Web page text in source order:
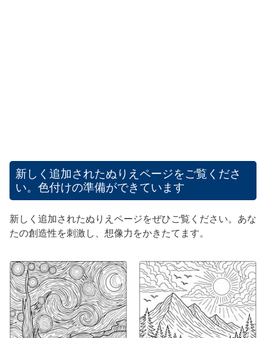
新しく追加されたぬりえページをご覧くださ
い。色付けの準備ができています
新しく追加されたぬりえページをぜひご覧ください。あな
たの創造性を刺激し、想像力をかきたてます。